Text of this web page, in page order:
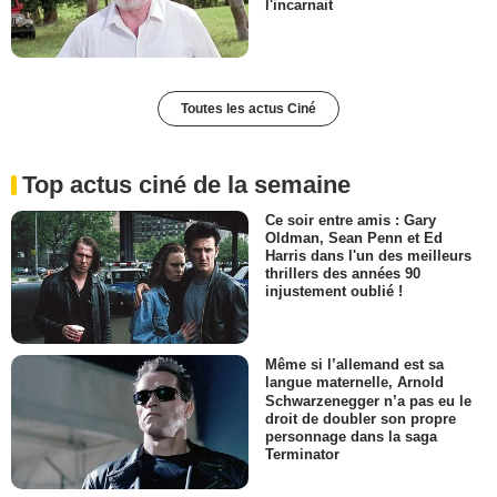
l'incarnait
Toutes les actus Ciné
Top actus ciné de la semaine
Ce soir entre amis : Gary
Oldman, Sean Penn et Ed
Harris dans l'un des meilleurs
thrillers des années 90
injustement oublié !
Même si l’allemand est sa
langue maternelle, Arnold
Schwarzenegger n’a pas eu le
droit de doubler son propre
personnage dans la saga
Terminator